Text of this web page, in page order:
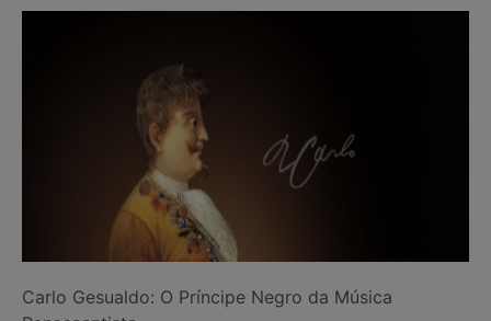
Carlo Gesualdo: O Príncipe Negro da Música